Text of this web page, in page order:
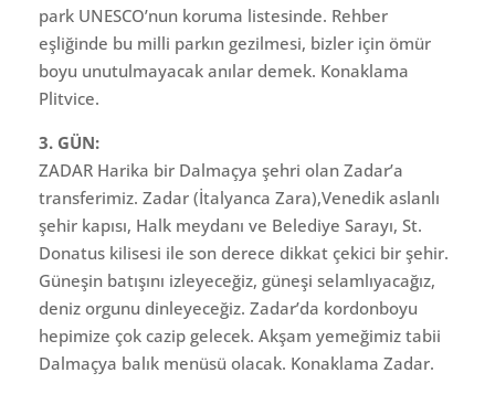
park UNESCO’nun koruma listesinde. Rehber
eşliğinde bu milli parkın gezilmesi, bizler için ömür
boyu unutulmayacak anılar demek. Konaklama
Plitvice.
3. GÜN:
ZADAR Harika bir Dalmaçya şehri olan Zadar’a
transferimiz. Zadar (İtalyanca Zara),Venedik aslanlı
şehir kapısı, Halk meydanı ve Belediye Sarayı, St.
Donatus kilisesi ile son derece dikkat çekici bir şehir.
Güneşin batışını izleyeceğiz, güneşi selamlıyacağız,
deniz orgunu dinleyeceğiz. Zadar’da kordonboyu
hepimize çok cazip gelecek. Akşam yemeğimiz tabii
Dalmaçya balık menüsü olacak. Konaklama Zadar.